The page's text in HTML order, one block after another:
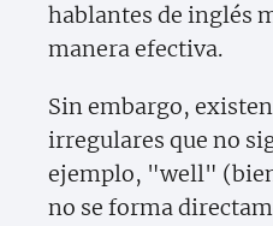
hablantes de inglés
manera efectiva.
Sin embargo,
irregulares que no
ejemplo, "well"
no se forma